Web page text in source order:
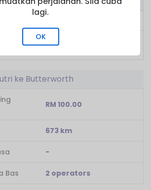
22:16
ke Butterworth
RM 100.00
673 km
-
Bas 2 operators
lagi.
OK